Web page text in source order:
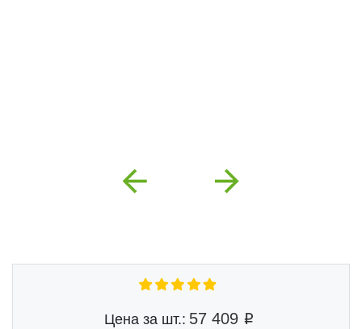
Previous Next
Цена за шт.: 57 409